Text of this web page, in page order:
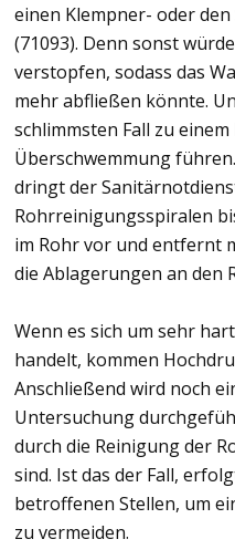
einen Klempner- oder
(71093). Denn sonst
verstopfen, sodass das
mehr abfließen könnte.
schlimmsten Fall zu
Überschwemmung
dringt der
Rohrreinigungsspiralen
im Rohr vor und entfernt
die Ablagerungen an den
Wenn es sich um sehr
handelt, kommen
Anschließend wird noch
Untersuchung
durch die Reinigung der
sind. Ist das der Fall,
betroffenen Stellen, um
zu vermeiden.